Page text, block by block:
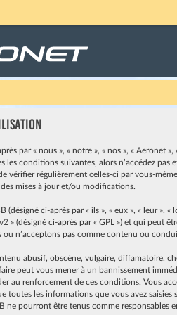
par « nous », « notre », « nos », «
les conditions suivantes, alors n’accédez
vérifier régulièrement celles-ci par vous-
mises à jour et/ou modifications.
(désigné ci-après par « ils », « eux », « leur
» (désigné ci-après par « GPL ») et qui peut
ou n’acceptons pas comme contenu ou
abusif, obscène, vulgaire, diffamatoire,
peut vous mener à un bannissement
au renforcement de ces conditions. Vous
toutes les informations que vous avez
ne pourront être tenus comme responsables